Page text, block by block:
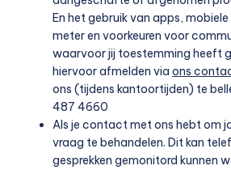
En het gebruik van apps,
meter en voorkeuren voor
waarvoor jij toestemming heeft
hiervoor afmelden via ons
ons (tijdens kantoortijden) te
487 4660
Als je contact met ons hebt om
vraag te behandelen. Dit kan
gesprekken gemonitord kunnen